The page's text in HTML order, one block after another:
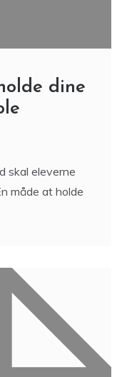
dine
skal eleverne
måde at holde